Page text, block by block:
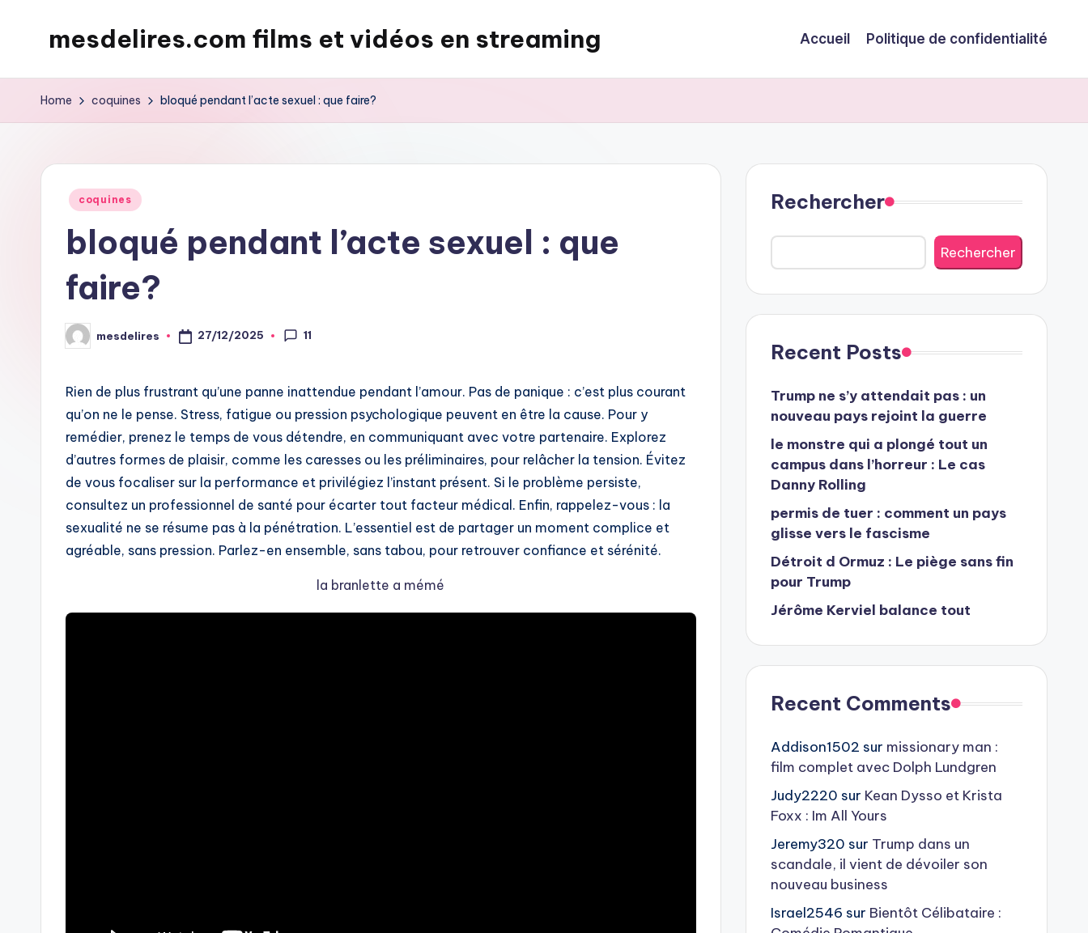
mesdelires.com films et vidéos en streaming
:
video
complet
français
Accueil Politique de confidentialité
Home coquines bloqué pendant l’acte sexuel : que faire?
Posted
coquines
bloqué pendant l’acte sexuel : que
faire?
Posted
by
mesdelires 27/12/2025 11
Rien de plus frustrant qu’une panne inattendue pendant l’amour. Pas de panique : c’est plus courant
qu’on ne le pense. Stress, fatigue ou pression psychologique peuvent en être la cause. Pour y
remédier, prenez le temps de vous détendre, en communiquant avec votre partenaire. Explorez
d’autres formes de plaisir, comme les caresses ou les préliminaires, pour relâcher la tension. Évitez
de vous focaliser sur la performance et privilégiez l’instant présent. Si le problème persiste,
consultez un professionnel de santé pour écarter tout facteur médical. Enfin, rappelez-vous : la
sexualité ne se résume pas à la pénétration. L’essentiel est de partager un moment complice et
agréable, sans pression. Parlez-en ensemble, sans tabou, pour retrouver confiance et sérénité.
la branlette a mémé
Rechercher
Rechercher
Recent Posts
Trump ne s’y attendait pas : un
nouveau pays rejoint la guerre
le monstre qui a plongé tout un
campus dans l’horreur : Le cas
Danny Rolling
permis de tuer : comment un pays
glisse vers le fascisme
Détroit d Ormuz : Le piège sans fin
pour Trump
Jérôme Kerviel balance tout
Recent Comments
Addison1502 sur missionary man :
film complet avec Dolph Lundgren
Judy2220 sur Kean Dysso et Krista
Foxx : Im All Yours
Jeremy320 sur Trump dans un
scandale, il vient de dévoiler son
nouveau business
Israel2546 sur Bientôt Célibataire :